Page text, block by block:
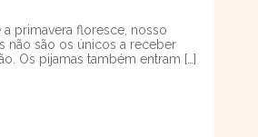
primavera floresce, nosso
não são os únicos a receber
Os pijamas também entram […]